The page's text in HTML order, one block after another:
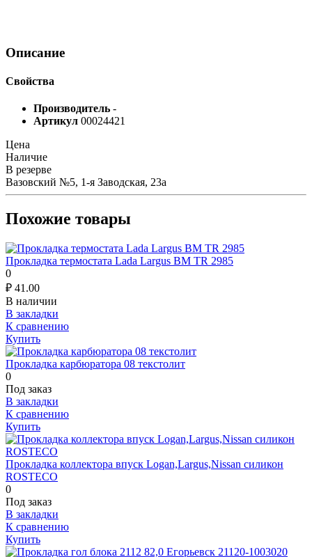
Описание
Свойства
Производитель -
Артикул 00024421
Цена
Наличие
В резерве
Вазовский №5, 1-я Заводская, 23а
Похожие товары
Прокладка термостата Lada Largus BM TR 2985
0
₽ 41.00
В наличии
В закладки
К сравнению
Купить
Прокладка карбюратора 08 текстолит
0
Под заказ
В закладки
К сравнению
Купить
Прокладка коллектора впуск Logan,Largus,Nissan силикон
ROSTECO
0
Под заказ
В закладки
К сравнению
Купить